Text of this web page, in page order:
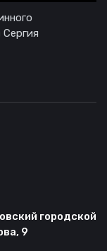
Сергия
городской
9